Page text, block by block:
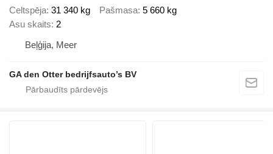
Celtspēja 31 340 kg Pašmasa 5 660 kg
Asu skaits 2
Beļģija, Meer
GA den Otter bedrijfsauto’s BV